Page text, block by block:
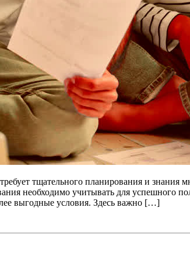
тщательного планирования и
необходимо учитывать для успешного
выгодные условия. Здесь важно […]